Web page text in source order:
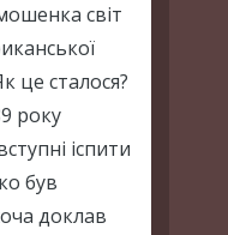
світ
це сталося?
року
іспити
був
доклав